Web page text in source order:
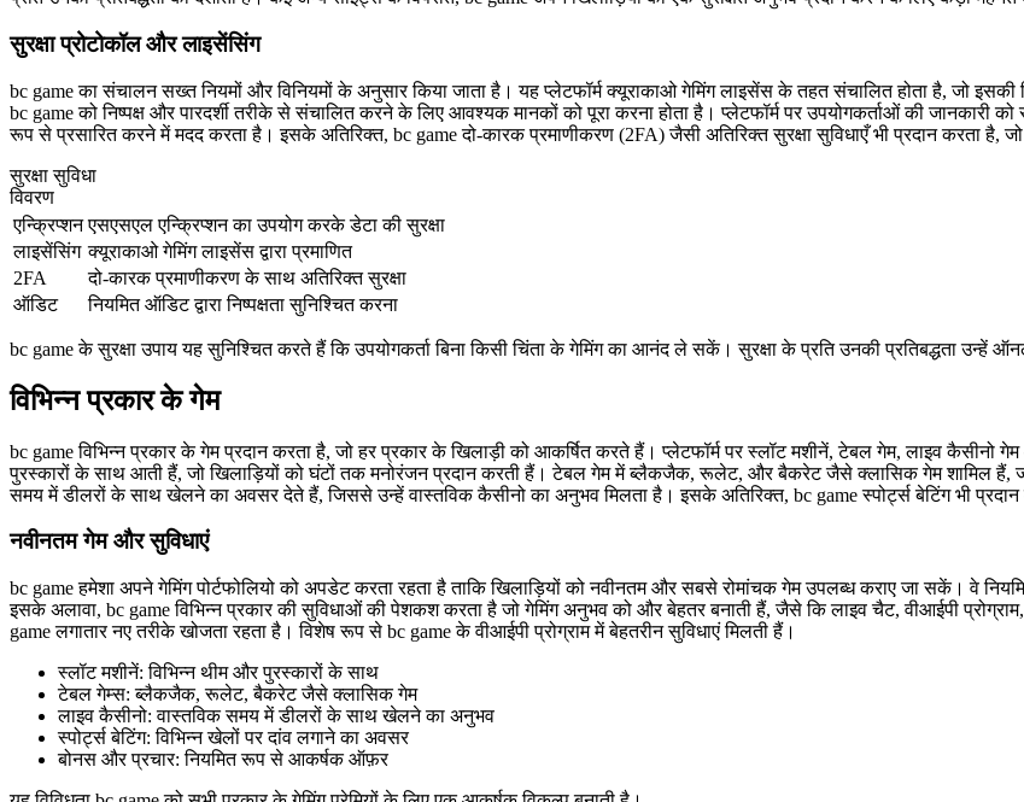
सुरक्षा प्रोटोकॉल और लाइसेंसिंग
bc game का संचालन सख्त नियमों और विनियमों के अनुसार किया जाता है। यह प्लेटफॉर्म क्यूराकाओ गेमिंग लाइसेंस के तहत संचालित होता है, जो
bc game को निष्पक्ष और पारदर्शी तरीके से संचालित करने के लिए आवश्यक मानकों को पूरा करना होता है। प्लेटफॉर्म पर उपयोगकर्ताओं की जानकारी
रूप से प्रसारित करने में मदद करता है। इसके अतिरिक्त, bc game दो-कारक प्रमाणीकरण (2FA) जैसी अतिरिक्त सुरक्षा सुविधाएँ भी प्रदान करता है,
सुरक्षा सुविधा
विवरण
एन्क्रिप्शन एसएसएल एन्क्रिप्शन का उपयोग करके डेटा की सुरक्षा
लाइसेंसिंग क्यूराकाओ गेमिंग लाइसेंस द्वारा प्रमाणित
2FA
दो-कारक प्रमाणीकरण के साथ अतिरिक्त सुरक्षा
ऑडिट
नियमित ऑडिट द्वारा निष्पक्षता सुनिश्चित करना
bc game के सुरक्षा उपाय यह सुनिश्चित करते हैं कि उपयोगकर्ता बिना किसी चिंता के गेमिंग का आनंद ले सकें। सुरक्षा के प्रति उनकी प्रतिबद्धता उन्हें
विभिन्न प्रकार के गेम
bc game विभिन्न प्रकार के गेम प्रदान करता है, जो हर प्रकार के खिलाड़ी को आकर्षित करते हैं। प्लेटफॉर्म पर स्लॉट मशीनें, टेबल गेम, लाइव कैसीनो
पुरस्कारों के साथ आती हैं, जो खिलाड़ियों को घंटों तक मनोरंजन प्रदान करती हैं। टेबल गेम में ब्लैकजैक, रूलेट, और बैकरेट जैसे क्लासिक गेम शामिल हैं,
समय में डीलरों के साथ खेलने का अवसर देते हैं, जिससे उन्हें वास्तविक कैसीनो का अनुभव मिलता है। इसके अतिरिक्त, bc game स्पोर्ट्स बेटिंग भी प्रदान
नवीनतम गेम और सुविधाएं
bc game हमेशा अपने गेमिंग पोर्टफोलियो को अपडेट करता रहता है ताकि खिलाड़ियों को नवीनतम और सबसे रोमांचक गेम उपलब्ध कराए जा सकें। वे
इसके अलावा, bc game विभिन्न प्रकार की सुविधाओं की पेशकश करता है जो गेमिंग अनुभव को और बेहतर बनाती हैं, जैसे कि लाइव चैट, वीआईपी
game लगातार नए तरीके खोजता रहता है। विशेष रूप से bc game के वीआईपी प्रोग्राम में बेहतरीन सुविधाएं मिलती हैं।
स्लॉट मशीनें: विभिन्न थीम और पुरस्कारों के साथ
टेबल गेम्स: ब्लैकजैक, रूलेट, बैकरेट जैसे क्लासिक गेम
लाइव कैसीनो: वास्तविक समय में डीलरों के साथ खेलने का अनुभव
स्पोर्ट्स बेटिंग: विभिन्न खेलों पर दांव लगाने का अवसर
बोनस और प्रचार: नियमित रूप से आकर्षक ऑफ़र